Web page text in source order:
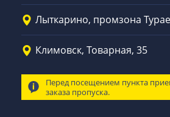
Лыткарино, промзона
Климовск, Товарная, 35
Перед посещением пункта
заказа пропуска.